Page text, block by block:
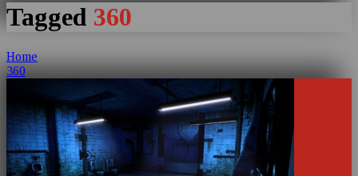
Tagged 360
Home
360